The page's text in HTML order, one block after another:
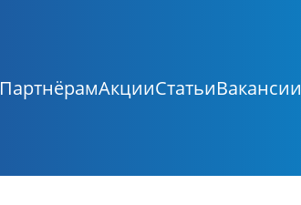
ПартнёрамАкцииСтатьиВакансии